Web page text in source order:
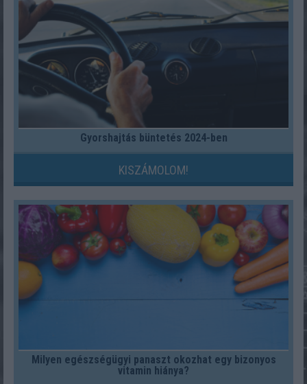
Gyorshajtás büntetés 2024-ben
KISZÁMOLOM!
Milyen egészségügyi panaszt okozhat egy bizonyos
vitamin hiánya?